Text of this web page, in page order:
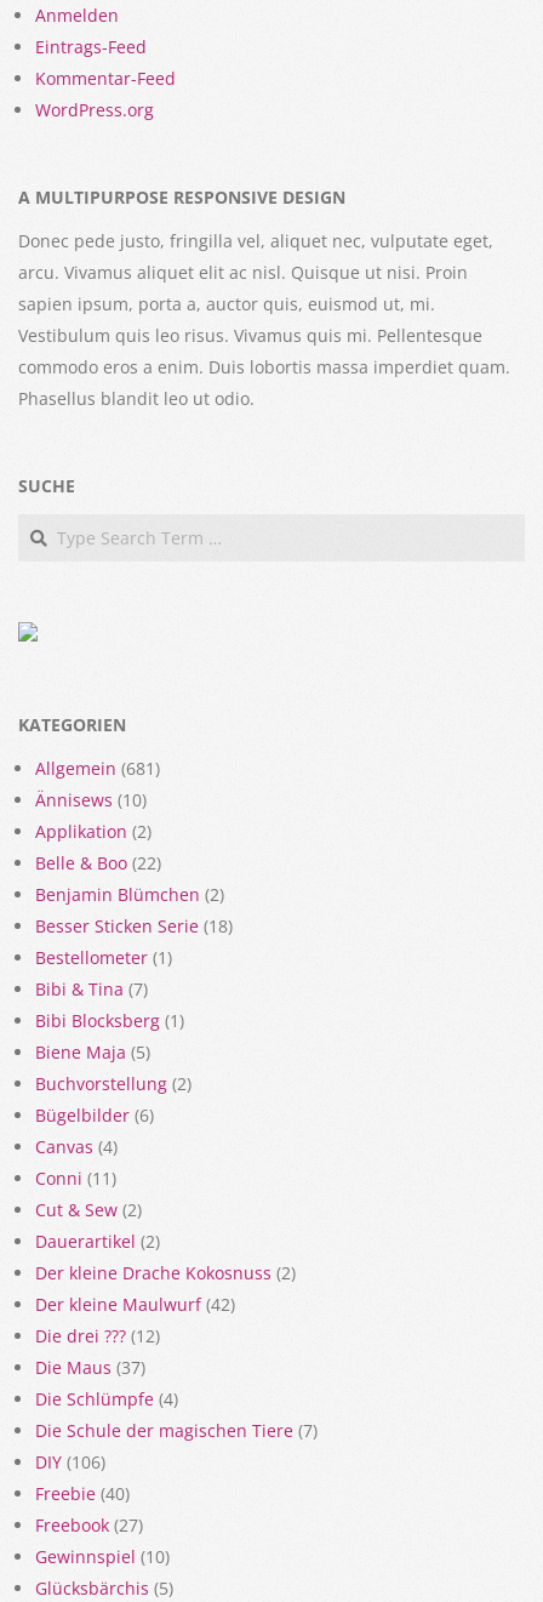
Anmelden
Eintrags-Feed
Kommentar-Feed
WordPress.org
A MULTIPURPOSE RESPONSIVE DESIGN
Donec pede justo, fringilla vel, aliquet nec, vulputate eget,
arcu. Vivamus aliquet elit ac nisl. Quisque ut nisi. Proin
sapien ipsum, porta a, auctor quis, euismod ut, mi.
Vestibulum quis leo risus. Vivamus quis mi. Pellentesque
commodo eros a enim. Duis lobortis massa imperdiet quam.
Phasellus blandit leo ut odio.
SUCHE
Search
KATEGORIEN
Allgemein (681)
Ännisews (10)
Applikation (2)
Belle & Boo (22)
Benjamin Blümchen (2)
Besser Sticken Serie (18)
Bestellometer (1)
Bibi & Tina (7)
Bibi Blocksberg (1)
Biene Maja (5)
Buchvorstellung (2)
Bügelbilder (6)
Canvas (4)
Conni (11)
Cut & Sew (2)
Dauerartikel (2)
Der kleine Drache Kokosnuss (2)
Der kleine Maulwurf(42)
Die drei ??? (12)
Die Maus (37)
Die Schlümpfe (4)
Die Schule der magischen Tiere (7)
DIY (106)
Freebie (40)
Freebook (27)
Gewinnspiel (10)
Glücksbärchis (5)